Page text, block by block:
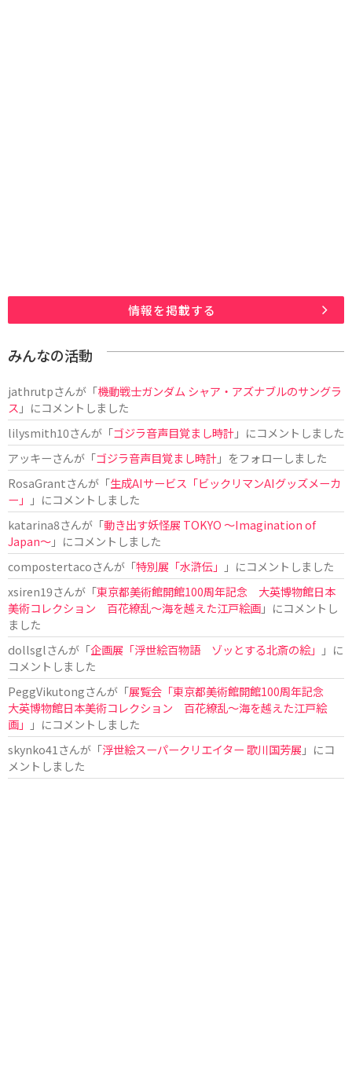
情報を掲載する
みんなの活動
jathrutpさんが「機動戦士ガンダム シャア・アズナブルのサングラ
ス 」にコメントしました
lilysmith10さんが「ゴジラ音声目覚まし時計」にコメントしました
アッキーさんが「ゴジラ音声目覚まし時計」をフォローしました
RosaGrantさんが「生成AIサービス「ビックリマンAIグッズメーカ
ー」
」にコメントしました
katarina8さんが「動き出す妖怪展 TOKYO 〜Imagination of
Japan〜」にコメントしました
compostertacoさんが「特別展「水滸伝」
」にコメントしました
xsiren19さんが「東京都美術館開館100周年記念 大英博物館日本
美術コレクション 百花繚乱～海を越えた江戸絵画」にコメントし
ました
dollsglさんが「企画展「浮世絵百物語 ゾッとする北斎の絵」
」に
コメントしました
PeggVikutongさんが「展覧会「東京都美術館開館100周年記念
大英博物館日本美術コレクション 百花繚乱〜海を越えた江戸絵
画」
」にコメントしました
skynko41 さんが「浮世絵スーパークリエイター 歌川国芳展 」にコ
メントしました